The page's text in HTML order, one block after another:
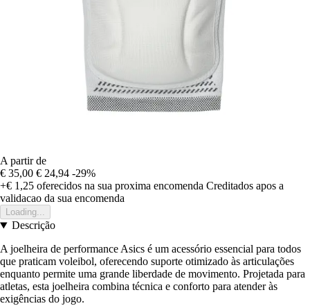
A partir de
€ 35,00 € 24,94 -29%
+€ 1,25 oferecidos na sua proxima encomenda Creditados apos a
validacao da sua encomenda
Loading...
Descrição
A joelheira de performance Asics é um acessório essencial para todos
que praticam voleibol, oferecendo suporte otimizado às articulações
enquanto permite uma grande liberdade de movimento. Projetada para
atletas, esta joelheira combina técnica e conforto para atender às
exigências do jogo.